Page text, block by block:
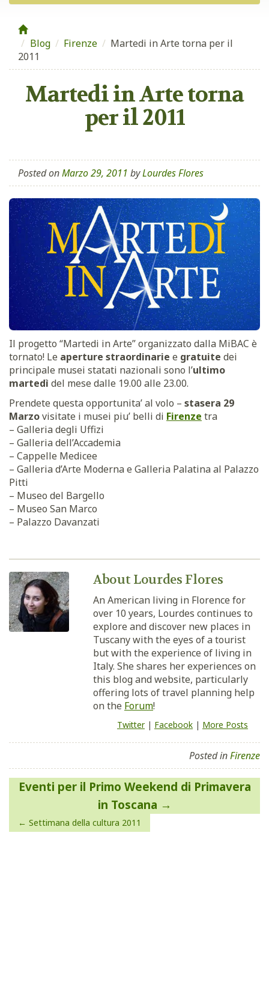
Blog / Firenze / Martedi in Arte torna per il
2011
Martedi in Arte torna
per il 2011
Posted onMarzo 29, 2011 byLourdes Flores
Il progetto “Martedi in Arte” organizzato dalla MiBAC è
tornato! Le aperture straordinarie e gratuite dei
principale musei statati nazionali sono l’ultimo
martedì del mese dalle 19.00 alle 23.00.
Prendete questa opportunita’ al volo – stasera 29
Marzovisitate i musei piu’ belli di Firenze tra
– Galleria degli Uffizi
– Galleria dell’Accademia
– Cappelle Medicee
– Galleria d’Arte Moderna e Galleria Palatina al Palazzo
Pitti
– Museo del Bargello
– Museo San Marco
– Palazzo Davanzati
About Lourdes Flores
An American living in Florence for
over 10 years, Lourdes continues to
explore and discover new places in
Tuscany with the eyes of a tourist
but with the experience of living in
Italy. She shares her experiences on
this blog and website, particularly
offering lots of travel planning help
on the Forum!
Twitter| Facebook | More Posts
Posted inFirenze
Navigazione
articoli
Eventi per il Primo Weekend di Primavera
in Toscana
Settimana della cultura 2011